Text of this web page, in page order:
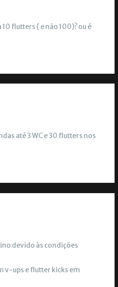
flutters ( e não 100)? ou é
até 3 WC e 30 flutters nos
devido às condições
v-ups e flutter kicks em